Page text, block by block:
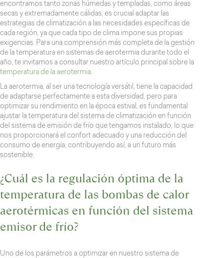
encontramos tanto zonas húmedas y templadas, como áreas
secas y extremadamente cálidas, es crucial adaptar las
estrategias de climatización a las necesidades específicas de
cada región, ya que cada tipo de clima impone sus propias
exigencias. Para una comprensión más completa de la gestión
de la temperatura en sistemas de aerotermia durante todo el
año, te invitamos a consultar nuestro artículo principal sobre la
temperatura de la aerotermia.
La aerotermia, al ser una tecnología versátil, tiene la capacidad
de adaptarse perfectamente a esta diversidad, pero para
optimizar su rendimiento en la época estival, es fundamental
ajustar la temperatura del sistema de climatización en función
del sistema de emisión de frío que tengamos instalado, lo que
nos proporcionará el confort adecuado y una reducción del
consumo de energía, contribuyendo así, a un futuro más
sostenible.
¿Cuál es la regulación óptima de la
temperatura de las bombas de calor
aerotérmicas en función del sistema
emisor de frío?
Uno de los parámetros a optimizar en nuestro sistema de